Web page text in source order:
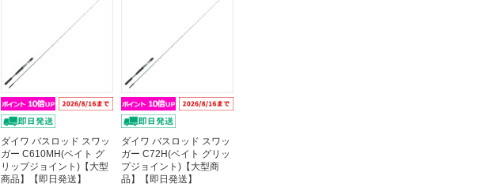
ダイワ バスロッド スワッ
ガー C610MH(ベイト グ
リップジョイント)【大型
商品】【即日発送】
ダイワ バスロッド スワッ
ガー C72H(ベイト グリッ
プジョイント)【大型商
品】【即日発送】